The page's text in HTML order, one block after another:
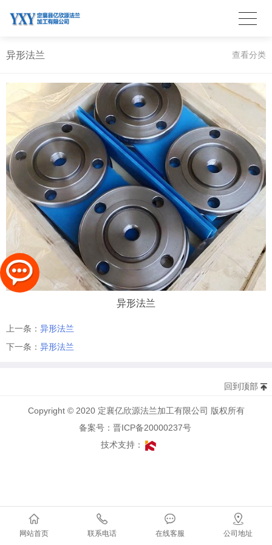
异形法兰 查看分类
异形法兰
上一条： 异形法兰
下一条： 异形法兰
网站首页 联系电话 在线客服 公司地址
回到顶部
Copyright © 2020 定襄亿欣源法兰加工有限公司 版权所有
备案号：晋ICP备20000237号
技术支持：